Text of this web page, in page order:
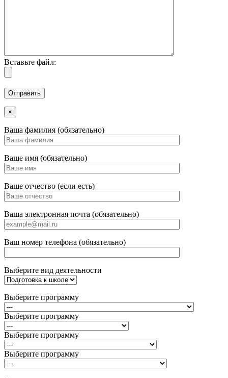
Вставьте файл:
×
Ваша фамилия (обязательно)
Ваше имя (обязательно)
Ваше отчество (если есть)
Ваша электронная почта (обязательно)
Ваш номер телефона (обязательно)
Выберите вид деятельности
Выберите программу
Выберите программу
Выберите программу
Выберите программу